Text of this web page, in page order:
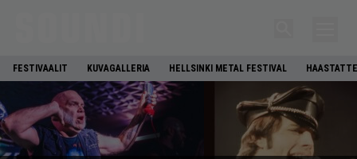
FESTIVAALIT KUVAGALLERIA HELLSINKI METAL FESTIVAL